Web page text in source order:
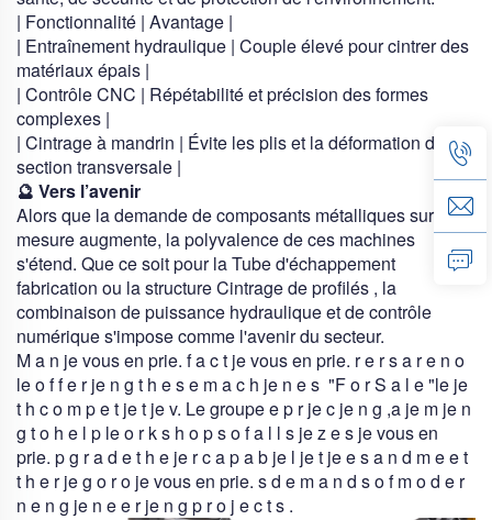
| Fonctionnalité | Avantage |
| Entraînement hydraulique | Couple élevé pour cintrer des
matériaux épais |
| Contrôle CNC | Répétabilité et précision des formes
complexes |
| Cintrage à mandrin | Évite les plis et la déformation de la
section transversale |
🔮 Vers l’avenir
Alors que la demande de composants métalliques sur
mesure augmente, la polyvalence de ces machines
s'étend. Que ce soit pour laTube d'échappement
fabrication ou la structureCintrage de profilés , la
combinaison de puissance hydraulique et de contrôle
numérique s'impose comme l'avenir du secteur.
Ma n je vous en prie. fact je vous en prie. re rsa re n o
leoffe rje n g t h ese mac h je n es "Fo rS a l e"le je
t h co mpet jet jev. Le groupeep rjec je n g ,a je m je n
g to h e l p leo rks h opsofa l l s jezes je vous en
prie. pg rad et h e je rcapab je l jet jeesa n d meet
t h e rjeg o ro je vous en prie. sd e ma n d sofmod e r
n e n g je n ee rje n g p ro j ects .